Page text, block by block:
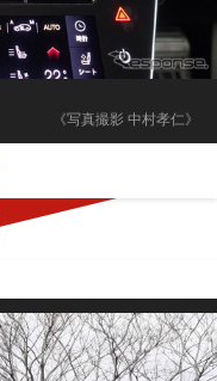
《写真撮影 中村孝仁》